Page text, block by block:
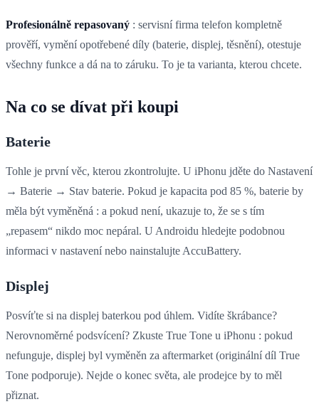
Profesionálně repasovaný : servisní firma telefon kompletně
prověří, vymění opotřebené díly (baterie, displej, těsnění), otestuje
všechny funkce a dá na to záruku. To je ta varianta, kterou chcete.
Na co se dívat při koupi
Baterie
Tohle je první věc, kterou zkontrolujte. U iPhonu jděte do Nastavení
→ Baterie → Stav baterie. Pokud je kapacita pod 85 %, baterie by
měla být vyměněná : a pokud není, ukazuje to, že se s tím
„repasem“ nikdo moc nepáral. U Androidu hledejte podobnou
informaci v nastavení nebo nainstalujte AccuBattery.
Displej
Posvíťte si na displej baterkou pod úhlem. Vidíte škrábance?
Nerovnoměrné podsvícení? Zkuste True Tone u iPhonu : pokud
nefunguje, displej byl vyměněn za aftermarket (originální díl True
Tone podporuje). Nejde o konec světa, ale prodejce by to měl
přiznat.